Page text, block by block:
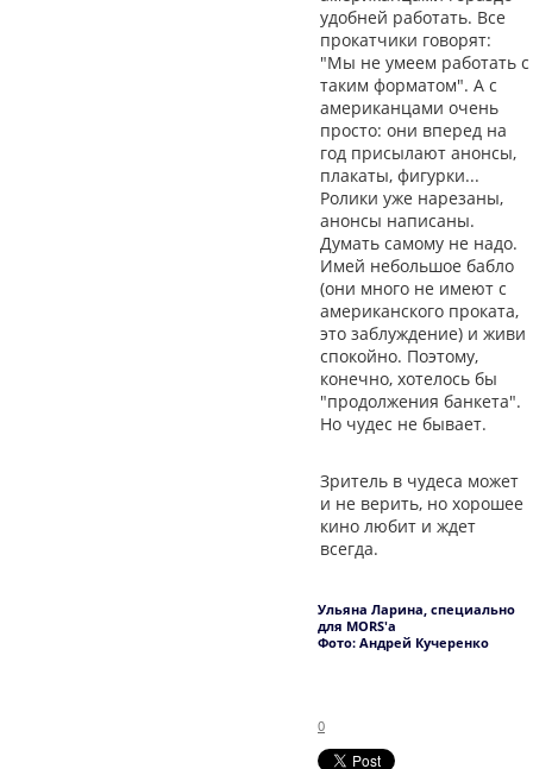
удобней работать. Все
прокатчики говорят:
"Мы не умеем работать с
таким форматом". А с
американцами очень
просто: они вперед на
год присылают анонсы,
плакаты, фигурки...
Ролики уже нарезаны,
анонсы написаны.
Думать самому не надо.
Имей небольшое бабло
(они много не имеют с
американского проката,
это заблуждение) и живи
спокойно. Поэтому,
конечно, хотелось бы
"продолжения банкета".
Но чудес не бывает.
Зритель в чудеса может
и не верить, но хорошее
кино любит и ждет
всегда.
Ульяна Ларина, специально
для MORS'а
Фото: Андрей Кучеренко
0